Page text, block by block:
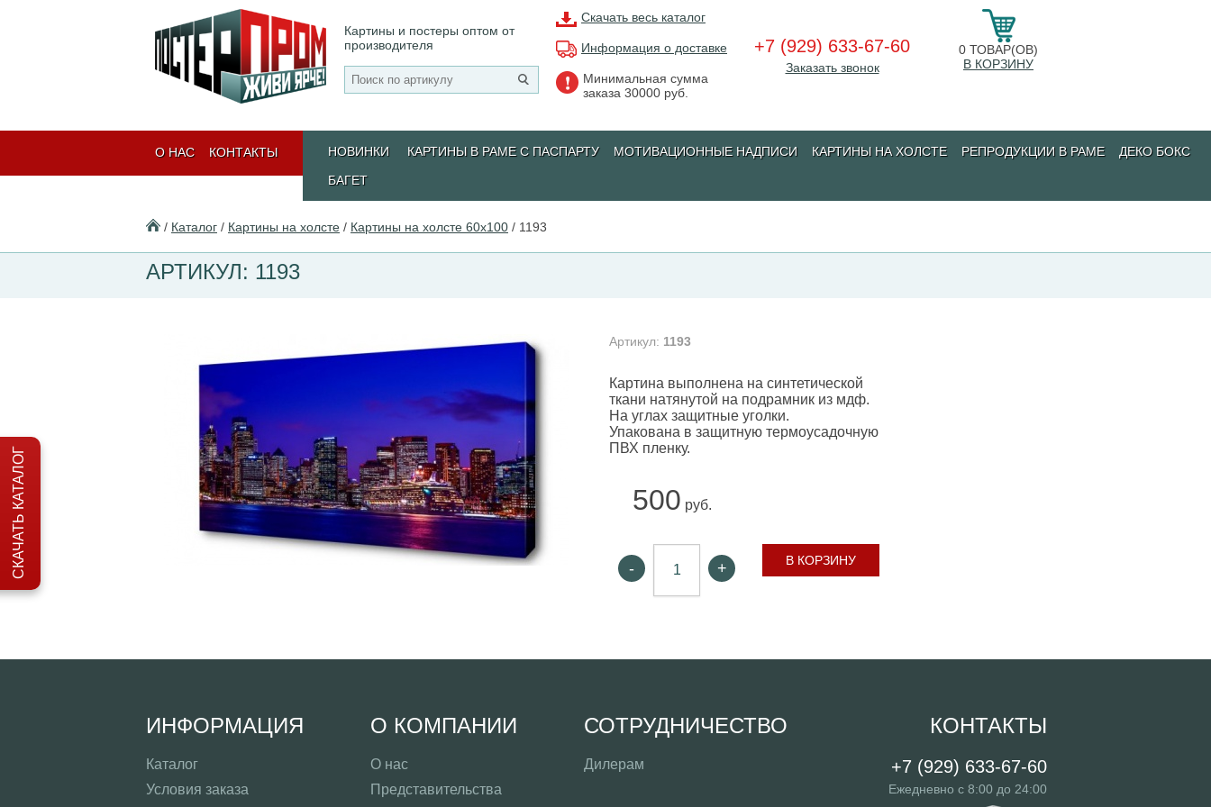
Картины и постеры оптом от
производителя
Скачать весь каталог
Информация о доставке
Минимальная сумма
заказа 30000 руб.
+7 (929) 633-67-60
Заказать звонок
0 ТОВАР(ОВ)
В КОРЗИНУ
О НАС КОНТАКТЫ НОВИНКИ КАРТИНЫ В РАМЕ С ПАСПАРТУ МОТИВАЦИОННЫЕ НАДПИСИ КАРТИНЫ НА ХОЛСТЕ РЕПРОДУКЦИИ В РАМЕ
ДЕКО БОКС
БАГЕТ
/ Каталог / Картины на холсте / Картины на холсте 60х100 / 1193
АРТИКУЛ: 1193
Артикул: 1193
Картина выполнена на синтетической
ткани натянутой на подрамник из мдф.
На углах защитные уголки.
Упакована в защитную термоусадочную
ПВХ пленку.
500 руб.
- + В КОРЗИНУ
ИНФОРМАЦИЯ
Каталог
Условия заказа
О КОМПАНИИ
О нас
Представительства
СОТРУДНИЧЕСТВО
Дилерам
КОНТАКТЫ
+7 (929) 633-67-60
Ежедневно с 8:00 до 24:00
СКАЧАТЬ КАТАЛОГ